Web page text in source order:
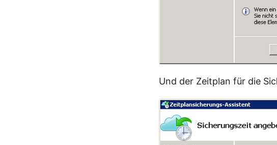
Und der Zeitplan für die